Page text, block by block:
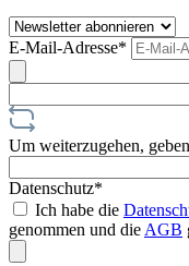
E-Mail-Adresse*
Um weiterzugehen,
Datenschutz*
Ich habe die
genommen und die AGB